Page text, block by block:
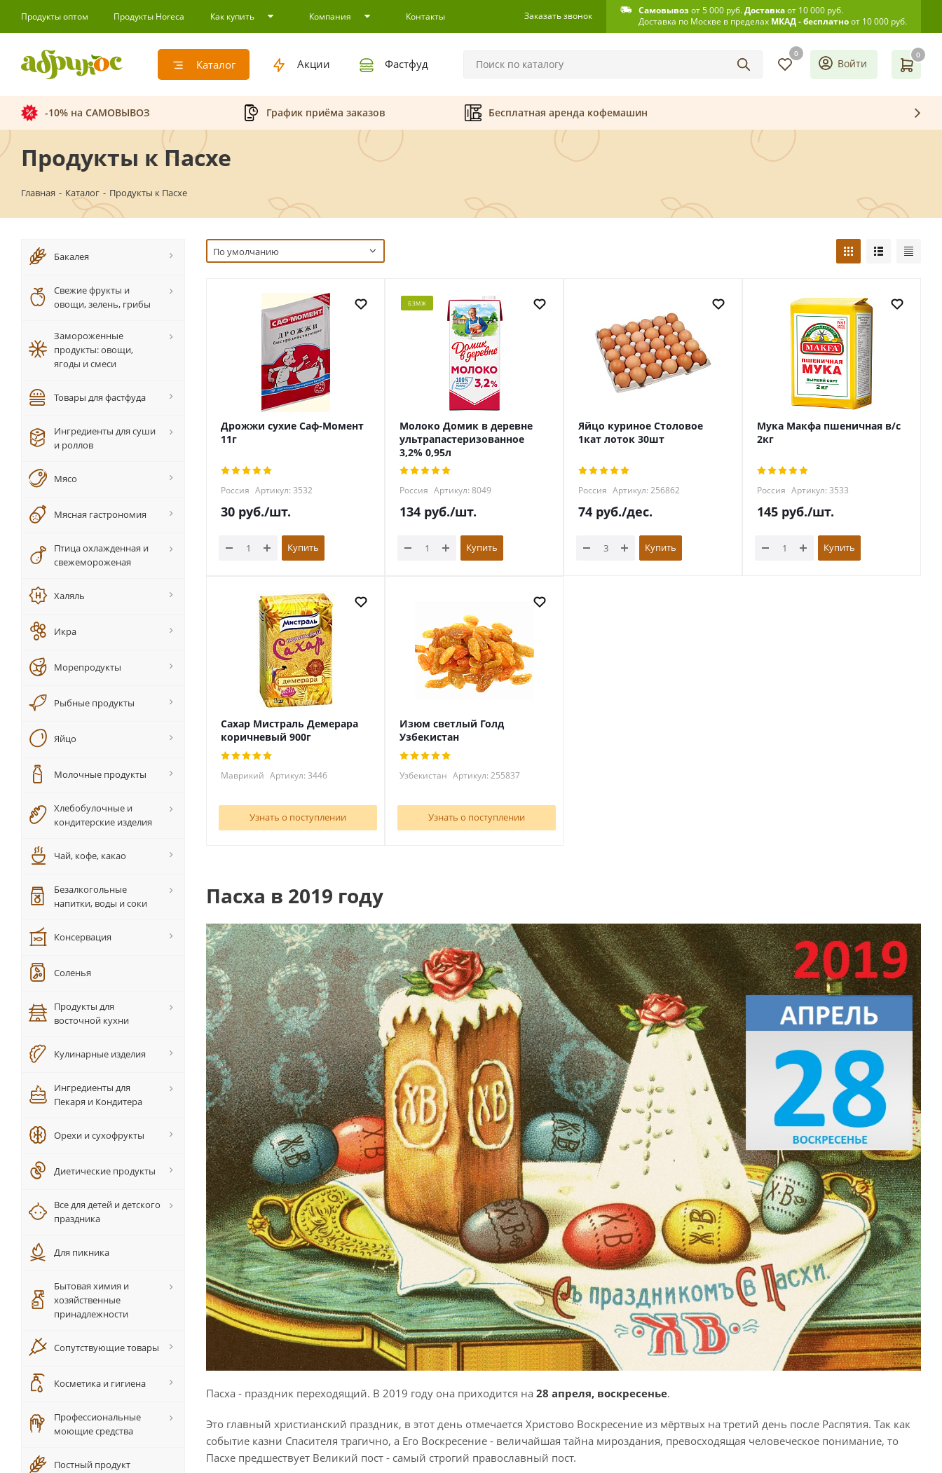
Продукты оптом Продукты Horeca Как купить Компания Контакты Заказать звонок Самовывозот 5 000 руб.Доставкаот 10 000 руб.
Доставка по Москве в пределах МКАД - бесплатноот 10 000 руб.
Каталог Акции Фастфуд
0 0
Войти
-10% на САМОВЫВОЗ График приёма заказов Бесплатная аренда кофемашин
Продукты к Пасхе
Главная - Каталог - Продукты к Пасхе
По умолчанию
Дрожжи сухие Саф-Момент
11г
Россия Артикул: 3532
30 руб./шт.
Купить
БЗМЖ
Молоко Домик в деревне
ультрапастеризованное
3,2% 0,95л
Россия Артикул: 8049
134 руб./шт.
Купить
Яйцо куриное Столовое
1кат лоток 30шт
Россия Артикул: 256862
74 руб./дес.
Купить
Мука Макфа пшеничная в/с
2кг
Россия Артикул: 3533
145 руб./шт.
Купить
Сахар Мистраль Демерара
коричневый 900г
Маврикий Артикул: 3446
Узнать о поступлении
Изюм светлый Голд
Узбекистан
Узбекистан Артикул: 255837
Узнать о поступлении
Пасха в 2019 году
Пасха - праздник переходящий. В 2019 году она приходится на 28 апреля, воскресенье.
Это главный христианский праздник, в этот день отмечается Христово Воскресение из мёртвых на третий день после Распятия. Так как
событие казни Спасителя трагично, а Его Воскресение - величайшая тайна мироздания, превосходящая человеческое понимание, то
Пасхе предшествует Великий пост - самый строгий православный пост.
Бакалея
Свежие фрукты и
овощи, зелень, грибы
Замороженные
продукты: овощи,
ягоды и смеси
Товары для фастфуда
Ингредиенты для суши
и роллов
Мясо
Мясная гастрономия
Птица охлажденная и
свежемороженая
Халяль
Икра
Морепродукты
Рыбные продукты
Яйцо
Молочные продукты
Хлебобулочные и
кондитерские изделия
Чай, кофе, какао
Безалкогольные
напитки, воды и соки
Консервация
Соленья
Продукты для
восточной кухни
Кулинарные изделия
Ингредиенты для
Пекаря и Кондитера
Орехи и сухофрукты
Диетические продукты
Все для детей и детского
праздника
Для пикника
Бытовая химия и
хозяйственные
принадлежности
Сопутствующие товары
Косметика и гигиена
Профессиональные
моющие средства
Постный продукт